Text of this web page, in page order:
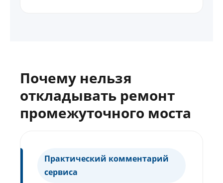
Почему нельзя
откладывать ремонт
промежуточного моста
Практический комментарий
сервиса